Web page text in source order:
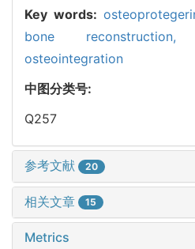
Key words:
bone
osteointegration
中图分类号:
Q257
参考文献 20
相关文章 15
Metrics